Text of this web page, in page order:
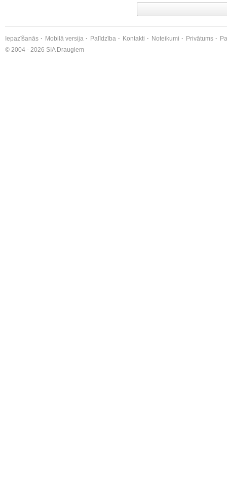
Iepazīšanās Mobilā versija Palīdzība Kontakti Noteikumi Privātums
© 2004 - 2026 SIA Draugiem